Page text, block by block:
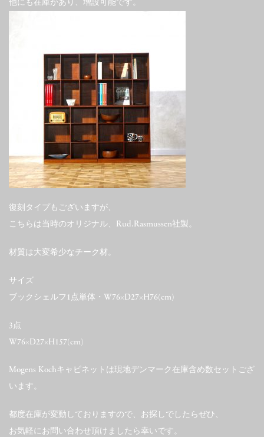
他にも在庫があり、増設可能です。
復刻タイプもございますが、
こちらは当時のオリジナル、Rud.Rasmussen社製。
材質は大変希少なチーク材。
サイズ
ブックシェルフ1点単体・W76×D27×H76(cm)
3点
W76×D27×H157(cm)
Mogens Kochキャビネットは現地デンマーク在庫含め数セットござ
います。
都度在庫が変動しておりますので、お探しでしたらぜひ、
お気軽にお問い合わせ頂けましたら幸いです。